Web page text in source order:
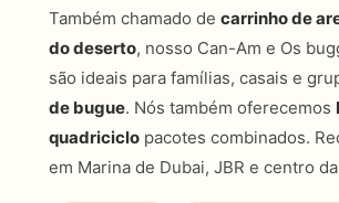
Também chamado de carrinho de
do deserto, nosso Can-Am e Os
são ideais para famílias, casais e
de bugue. Nós também oferecemos
quadriciclo pacotes combinados.
em Marina de Dubai, JBR e centro